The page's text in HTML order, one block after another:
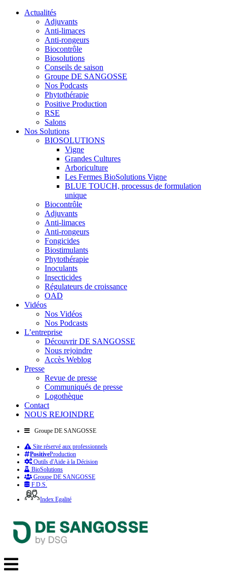
Actualités
Adjuvants
Anti-limaces
Anti-rongeurs
Biocontrôle
Biosolutions
Conseils de saison
Groupe DE SANGOSSE
Nos Podcasts
Phytothérapie
Positive Production
RSE
Salons
Nos Solutions
BIOSOLUTIONS
Vigne
Grandes Cultures
Arboriculture
Les Fermes BioSolutions Vigne
BLUE TOUCH, processus de formulation
unique
Biocontrôle
Adjuvants
Anti-limaces
Anti-rongeurs
Fongicides
Biostimulants
Phytothérapie
Inoculants
Insecticides
Régulateurs de croissance
OAD
Vidéos
Nos Vidéos
Nos Podcasts
L’entreprise
Découvrir DE SANGOSSE
Nous rejoindre
Accès Weblog
Presse
Revue de presse
Communiqués de presse
Logothèque
Contact
NOUS REJOINDRE
Groupe DE SANGOSSE
Site réservé aux professionnels
PositiveProduction
Outils d'Aide à la Décision
BioSolutions
Groupe DE SANGOSSE
F.D.S.
Index Egalité